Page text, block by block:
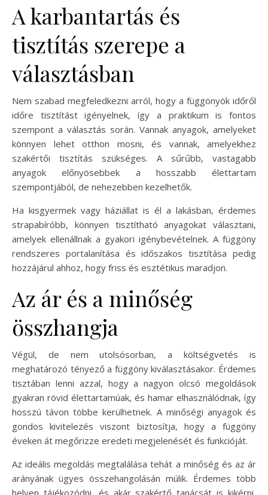
A karbantartás és
tisztítás szerepe a
választásban
Nem szabad megfeledkezni arról, hogy a függönyök időről
időre tisztítást igényelnek, így a praktikum is fontos
szempont a választás során. Vannak anyagok, amelyeket
könnyen lehet otthon mosni, és vannak, amelyekhez
szakértői tisztítás szükséges. A sűrűbb, vastagabb
anyagok előnyösebbek a hosszabb élettartam
szempontjából, de nehezebben kezelhetők.
Ha kisgyermek vagy háziállat is él a lakásban, érdemes
strapabíróbb, könnyen tisztítható anyagokat választani,
amelyek ellenállnak a gyakori igénybevételnek. A függöny
rendszeres portalanítása és időszakos tisztítása pedig
hozzájárul ahhoz, hogy friss és esztétikus maradjon.
Az ár és a minőség
összhangja
Végül, de nem utolsósorban, a költségvetés is
meghatározó tényező a függöny kiválasztásakor. Érdemes
tisztában lenni azzal, hogy a nagyon olcsó megoldások
gyakran rövid élettartamúak, és hamar elhasználódnak, így
hosszú távon többe kerülhetnek. A minőségi anyagok és
gondos kivitelezés viszont biztosítja, hogy a függöny
éveken át megőrizze eredeti megjelenését és funkcióját.
Az ideális megoldás megtalálása tehát a minőség és az ár
arányának ügyes összehangolásán múlik. Érdemes több
helyen tájékozódni, és akár szakértő tanácsát is kikérni,